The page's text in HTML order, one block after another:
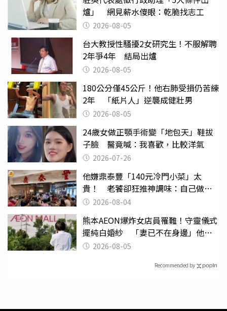
爐」 網見薪水傻眼：乾脆找志工
2026-08-05
台大教授性騷擾2女研究生！不服解聘
2年爭4年 結局出爐
2026-08-05
180公分僅45公斤！他右肺受損仍苦練
2年 「紙片人」逆襲成健壯男
2026-08-05
24歲女做正顎手術變「地包天」鞋拔
子臉 醫竟喊：我喜歡，比較洋氣
2026-07-26
他嫌鼎泰豐「140元冷門小菜」太
貴！ 老饕卻狂推神調味：自己做不
出來2026-08-04
熊本AEON爆炸女店員罹難！守靈儀式
擺純白婚紗 「妻已不在身邊」他淚
喊：無法想像
2026-08-05
Recommended by